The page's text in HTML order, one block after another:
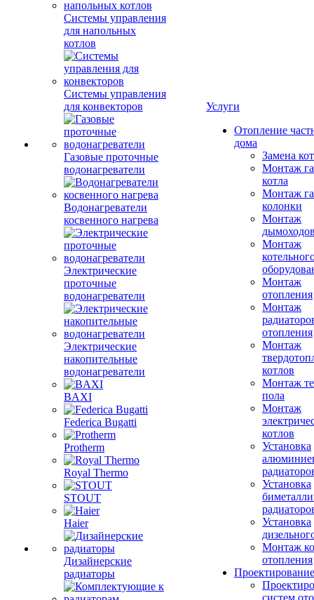
Системы управления
для напольных
котлов
Системы управления
для конвекторов
Газовые проточные
водонагреватели
Водонагреватели
косвенного нагрева
Электрические
проточные
водонагреватели
Электрические
накопительные
водонагреватели
BAXI
Federica Bugatti
Protherm
Royal Thermo
STOUT
Haier
Дизайнерские
радиаторы
Услуги
Отопление
дома
Замена
Монтаж
котла
Монтаж
колонки
Монтаж
Монтаж
Монтаж
отопления
Монтаж
отопления
Монтаж
котлов
Монтаж
пола
Монтаж
котлов
Установка
Установка
Установка
Монтаж
отопления
Проектирование
систем